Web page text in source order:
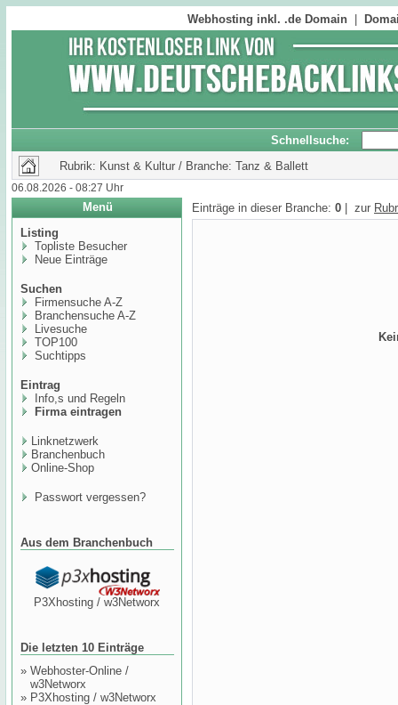
Webhosting inkl. .de Domain
Schnellsuche:
Rubrik: Kunst & Kultur / Branche: Tanz & Ballett
06.08.2026 - 08:27 Uhr
Menü
Listing
Topliste Besucher
Neue Einträge
Suchen
Firmensuche A-Z
Branchensuche A-Z
Livesuche
TOP100
Suchtipps
Eintrag
Info,s und Regeln
Firma eintragen
Linknetzwerk
Branchenbuch
Online-Shop
Passwort vergessen?
Aus dem Branchenbuch
P3Xhosting / w3Networx
Die letzten 10 Einträge
» Webhoster-Online /
w3Networx
» P3Xhosting / w3Networx
Einträge in dieser Branche: 0 | zur